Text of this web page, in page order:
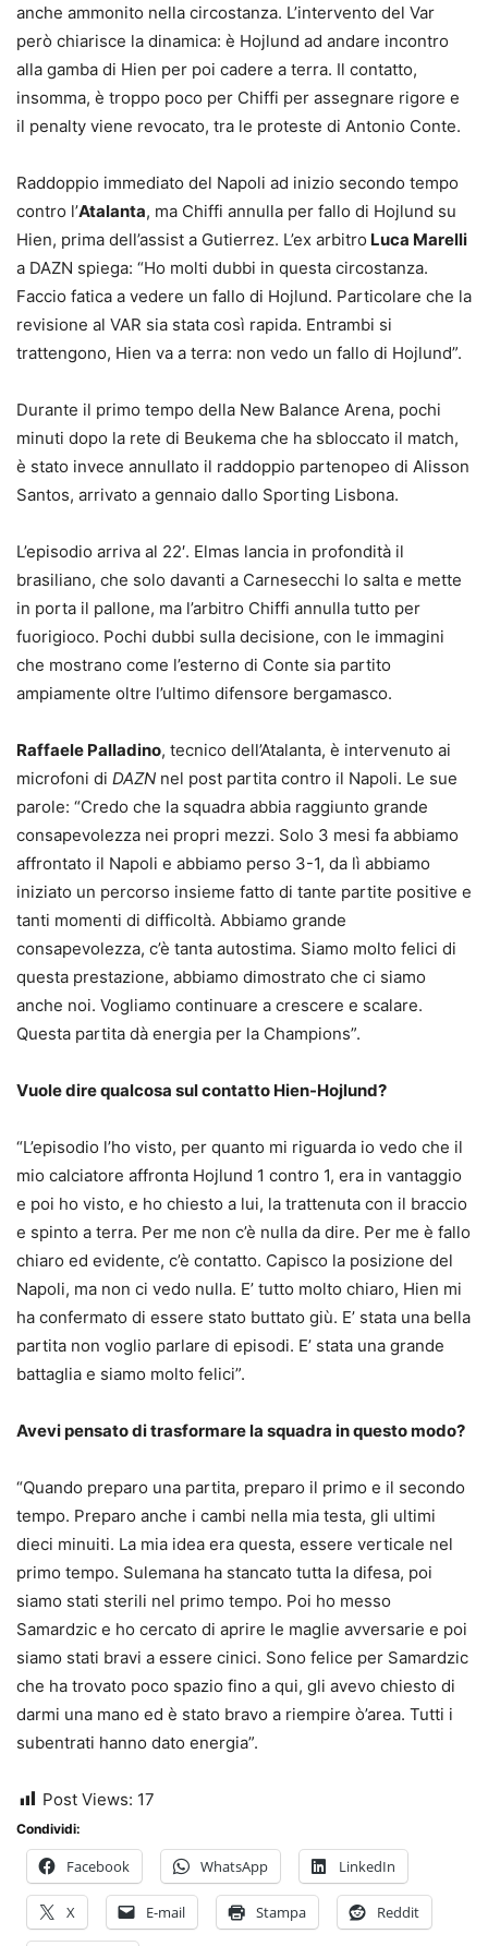
anche ammonito nella circostanza. L’intervento del Var
però chiarisce la dinamica: è Hojlund ad andare incontro
alla gamba di Hien per poi cadere a terra. Il contatto,
insomma, è troppo poco per Chiffi per assegnare rigore e
il penalty viene revocato, tra le proteste di Antonio Conte.
Raddoppio immediato del Napoli ad inizio secondo tempo
contro l’Atalanta, ma Chiffi annulla per fallo di Hojlund su
Hien, prima dell’assist a Gutierrez. L’ex arbitro Luca Marelli
a DAZN spiega: “Ho molti dubbi in questa circostanza.
Faccio fatica a vedere un fallo di Hojlund. Particolare che la
revisione al VAR sia stata così rapida. Entrambi si
trattengono, Hien va a terra: non vedo un fallo di Hojlund”.
Durante il primo tempo della New Balance Arena, pochi
minuti dopo la rete di Beukema che ha sbloccato il match,
è stato invece annullato il raddoppio partenopeo di Alisson
Santos, arrivato a gennaio dallo Sporting Lisbona.
L’episodio arriva al 22′. Elmas lancia in profondità il
brasiliano, che solo davanti a Carnesecchi lo salta e mette
in porta il pallone, ma l’arbitro Chiffi annulla tutto per
fuorigioco. Pochi dubbi sulla decisione, con le immagini
che mostrano come l’esterno di Conte sia partito
ampiamente oltre l’ultimo difensore bergamasco.
Raffaele Palladino, tecnico dell’Atalanta, è intervenuto ai
microfoni di DAZN nel post partita contro il Napoli. Le sue
parole: “Credo che la squadra abbia raggiunto grande
consapevolezza nei propri mezzi. Solo 3 mesi fa abbiamo
affrontato il Napoli e abbiamo perso 3-1, da lì abbiamo
iniziato un percorso insieme fatto di tante partite positive e
tanti momenti di difficoltà. Abbiamo grande
consapevolezza, c’è tanta autostima. Siamo molto felici di
questa prestazione, abbiamo dimostrato che ci siamo
anche noi. Vogliamo continuare a crescere e scalare.
Questa partita dà energia per la Champions”.
Vuole dire qualcosa sul contatto Hien-Hojlund?
“L’episodio l’ho visto, per quanto mi riguarda io vedo che il
mio calciatore affronta Hojlund 1 contro 1, era in vantaggio
e poi ho visto, e ho chiesto a lui, la trattenuta con il braccio
e spinto a terra. Per me non c’è nulla da dire. Per me è fallo
chiaro ed evidente, c’è contatto. Capisco la posizione del
Napoli, ma non ci vedo nulla. E’ tutto molto chiaro, Hien mi
ha confermato di essere stato buttato giù. E’ stata una bella
partita non voglio parlare di episodi. E’ stata una grande
battaglia e siamo molto felici”.
Avevi pensato di trasformare la squadra in questo modo?
“Quando preparo una partita, preparo il primo e il secondo
tempo. Preparo anche i cambi nella mia testa, gli ultimi
dieci minuiti. La mia idea era questa, essere verticale nel
primo tempo. Sulemana ha stancato tutta la difesa, poi
siamo stati sterili nel primo tempo. Poi ho messo
Samardzic e ho cercato di aprire le maglie avversarie e poi
siamo stati bravi a essere cinici. Sono felice per Samardzic
che ha trovato poco spazio fino a qui, gli avevo chiesto di
darmi una mano ed è stato bravo a riempire ò’area. Tutti i
subentrati hanno dato energia”.
Post Views: 17
Condividi:
Facebook WhatsApp LinkedIn
X E-mail Stampa Reddit